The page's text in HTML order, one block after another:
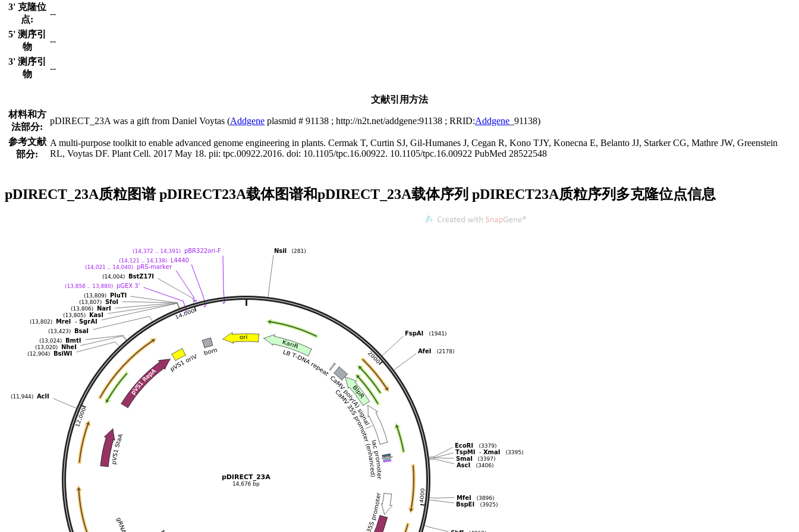
3' 克隆位
点:
--
5' 测序引
物
--
3' 测序引
物
--
文献引用方法
材料和方
法部分:
pDIRECT_23A was a gift from Daniel Voytas (Addgene plasmid # 91138 ; http://n2t.net/addgene:91138 ; RRID:Addgene _91138)
参考文献
部分:
A multi-purpose toolkit to enable advanced genome engineering in plants. Cermak T, Curtin SJ, Gil-Humanes J, Cegan R, Kono TJY, Konecna E, Belanto JJ, Starker CG, Mathre JW, Greenstein
RL, Voytas DF. Plant Cell. 2017 May 18. pii: tpc.00922.2016. doi: 10.1105/tpc.16.00922. 10.1105/tpc.16.00922 PubMed 28522548
pDIRECT_23A质粒图谱 pDIRECT23A载体图谱和pDIRECT_23A载体序列 pDIRECT23A质粒序列多克隆位点信息